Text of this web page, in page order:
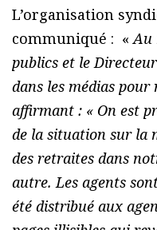
L’organisation
communiqué : «Au
publics et le
dans les médias
affirmant : « On est
de la situation sur la
des retraites dans
autre. Les agents
été distribué aux